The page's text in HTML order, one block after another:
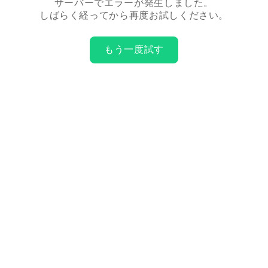
サーバーでエラーが発生しました。
しばらく経ってから再度お試しください。
もう一度試す